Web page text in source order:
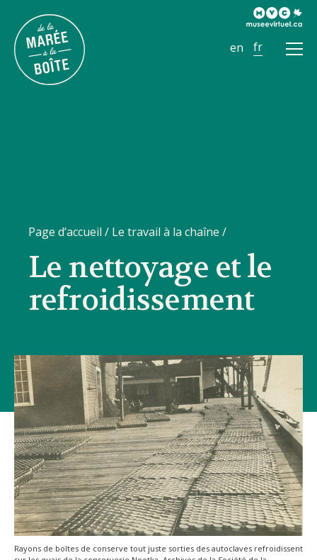
Page d’accueil / Le travail à la chaîne /
Le nettoyage et le
refroidissement
Rayons de boîtes de conserve tout juste sorties des autoclaves refroidissent